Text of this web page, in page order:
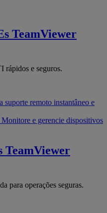
TeamViewer
rápidos e seguros.
suporte remoto instantâneo e
Monitore e gerencie dispositivos
TeamViewer
para operações seguras.